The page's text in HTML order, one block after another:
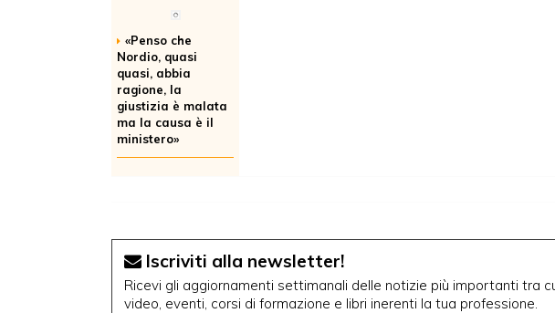
«Penso che
Nordio, quasi
quasi, abbia
ragione, la
giustizia è malata
ma la causa è il
ministero»
Iscriviti alla newsletter!
Ricevi gli aggiornamenti settimanali delle notizie più importanti tra
video, eventi, corsi di formazione e libri inerenti la tua professione.